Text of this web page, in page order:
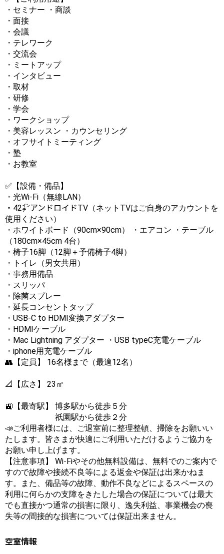
・セミナー ・商談
・面接
・会議
・テレワーク
・交流会
・ミートアップ
・インタビュー
・取材
・研修
・学会
・ワークショップ
・美容レッスン ・カウンセリング
・オフサイトミーティング
・塾
・お教室
✅【設備・備品】
・光Wi-Fi（無線LAN）
・42㌅アンドロイドTV（ネットTVはご自身のアカウントを
使用ください）
・ホワイトボード（90cm×90cm） ・エアコン ・テーブル
（180cm×45cm 4台）
・椅子16脚（12脚＋予備椅子4脚）
・トイレ（男女共用）
・事務用備品
・スリッパ
・除菌スプレー
・延長コンセントタップ
・USB-C to HDMI変換アダプター
・HDMIケーブル
・Mac Lightning アダプター ・USB typeC充電ケーブル
・iphone用充電ケーブル
👥【定員】 16名様まで（最適12名）
📐【広さ】 23㎡
🚉【最寄駅】 博多駅から徒歩５分
祇園駅から徒歩２分
📣ご利用者様には、ご退室前に整理整頓、掃除をお願いい
たします。皆さまが快適にご利用いただけるようご協力を
お願い申し上げます。
【注意事項】 Wi-Fiやその他無料設備は、無料でのご案内で
すので故障や接続不良等による返金や保証は出来かねま
す。また、備品等の故障、動作不良などによるスペースの
利用に何らかの支障をきたした場合の保証については最大
でも直接かつ通常の損害に限り、逸失利益、事業機会の喪
失等の間接的な損害については保証出来ません。
空室情報